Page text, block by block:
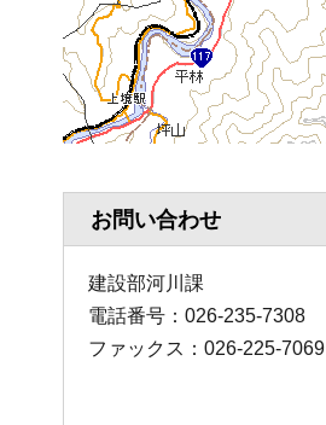
お問い合わせ
建設部河川課
電話番号：026-235-7308
ファックス：026-225-7069